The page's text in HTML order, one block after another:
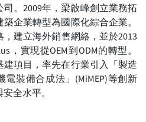
。2009年，梁啟峰創立業務拓
企業轉型為國際化綜合企業。
建立海外銷售網絡，並於2013
，實現從OEM到ODM的轉型。
項目，率先在行業引入「製造
電裝備合成法」(MiMEP)等創新
全水平。